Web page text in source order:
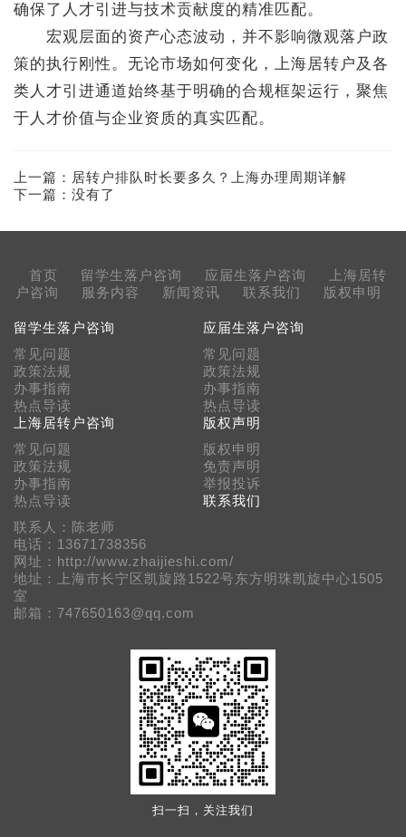
确保了人才引进与技术贡献度的精准匹配。
宏观层面的资产心态波动，并不影响微观落户政
策的执行刚性。无论市场如何变化，上海居转户及各
类人才引进通道始终基于明确的合规框架运行，聚焦
于人才价值与企业资质的真实匹配。
上一篇： 居转户排队时长要多久？上海办理周期详解
下一篇：没有了
首页 留学生落户咨询 应届生落户咨询
上海居转
户咨询
服务内容 新闻资讯 联系我们 版权申明
留学生落户咨询
常见问题
政策法规
办事指南
热点导读
应届生落户咨询
常见问题
政策法规
办事指南
热点导读
上海居转户咨询
常见问题
政策法规
办事指南
热点导读
版权声明
版权申明
免责声明
举报投诉
联系我们
联系人：陈老师
电话：13671738356
网址：http://www.zhaijieshi.com/
地址：上海市长宁区凯旋路1522号东方明珠凯旋中心1505
室
邮箱：747650163@qq.com
扫一扫，关注我们